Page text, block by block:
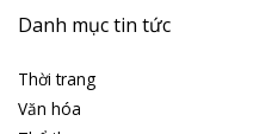
Danh mục tin tức
Thời trang
Văn hóa